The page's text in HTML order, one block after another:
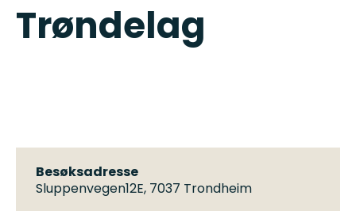
Trøndelag
Besøksadresse
Sluppenvegen12E, 7037 Trondheim